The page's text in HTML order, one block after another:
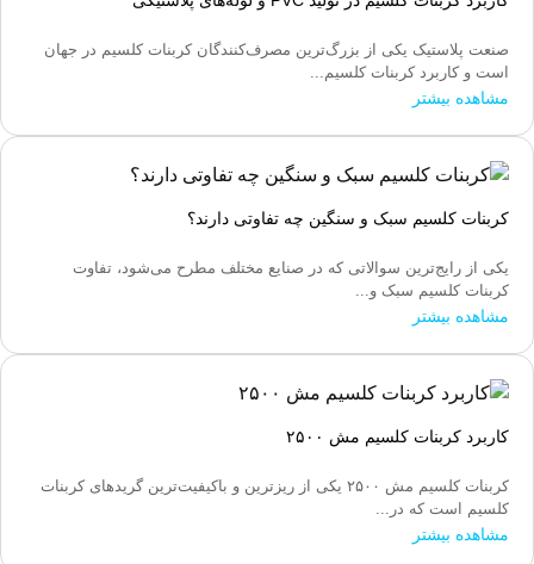
صنعت پلاستیک یکی از بزرگ‌ترین مصرف‌کنندگان کربنات کلسیم در جهان
است و کاربرد کربنات کلسیم...
مشاهده بیشتر
کربنات کلسیم سبک و سنگین چه تفاوتی دارند؟
یکی از رایج‌ترین سوالاتی که در صنایع مختلف مطرح می‌شود، تفاوت
کربنات کلسیم سبک و...
مشاهده بیشتر
کاربرد کربنات کلسیم مش ۲۵۰۰
کربنات کلسیم مش ۲۵۰۰ یکی از ریزترین و باکیفیت‌ترین گریدهای کربنات
کلسیم است که در...
مشاهده بیشتر